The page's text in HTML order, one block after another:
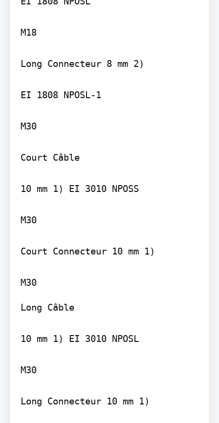
M18
Long Connecteur 8 mm 2)
EI 1808 NPOSL-1
M30
Court Câble
10 mm 1) EI 3010 NPOSS
M30
Court Connecteur 10 mm 1)
M30
Long Câble
10 mm 1) EI 3010 NPOSL
M30
Long Connecteur 10 mm 1)